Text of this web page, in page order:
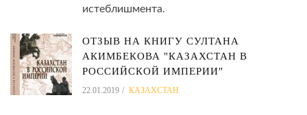
истеблишмента.
ОТЗЫВ НА КНИГУ СУЛТАНА
АКИМБЕКОВА "КАЗАХСТАН В
РОССИЙСКОЙ ИМПЕРИИ"
22.01.2019 КАЗАХСТАН